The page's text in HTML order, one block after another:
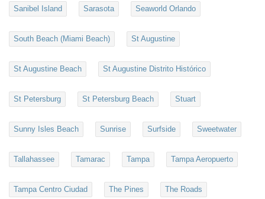
Sanibel Island Sarasota Seaworld Orlando
South Beach (Miami Beach) St Augustine
St Augustine Beach St Augustine Distrito Histórico
St Petersburg St Petersburg Beach Stuart
Sunny Isles Beach Sunrise Surfside Sweetwater
Tallahassee Tamarac Tampa Tampa Aeropuerto
Tampa Centro Ciudad The Pines The Roads